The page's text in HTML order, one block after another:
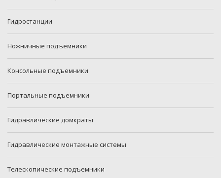
Гидростанции
Ножничные подъемники
Консольные подъемники
Портальные подъемники
Гидравлические домкраты
Гидравлические монтажные системы
Телескопические подъемники